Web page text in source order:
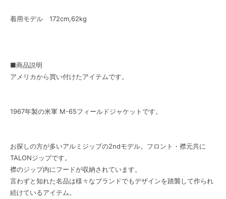
着用モデル 172cm,62kg
■商品説明
アメリカから買い付けたアイテムです。
1967年製の米軍 M-65フィールドジャケットです。
お探しの方が多いアルミジップの2ndモデル。フロント・襟元共に
TALONジップです。
襟のジップ内にフードが収納されています。
言わずと知れた名品は様々なブランドでもデザインを踏襲して作られ
続けているアイテム。